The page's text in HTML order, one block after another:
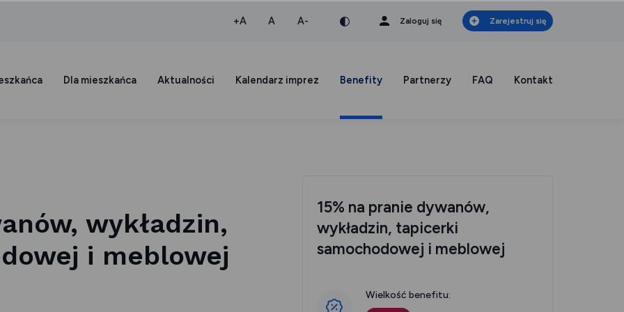
+Awiększa czcionka
Anormalna czcionka
A-mniejsza czcionka Zaloguj się Zarejestruj się
Dla mieszkańca Aktualności Kalendarz imprez Benefity Partnerzy FAQ Kontakt
wykładzin,
i meblowej
15% na pranie dywanów,
wykładzin, tapicerki
samochodowej i meblowej
Wielkość benefitu: